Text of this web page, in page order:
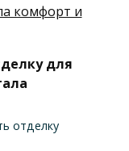
для
отделку